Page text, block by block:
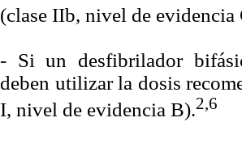
(clase IIb, nivel de evidencia
- Si un desfibrilador
deben utilizar la dosis
I, nivel de evidencia B).2,6